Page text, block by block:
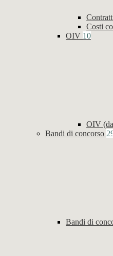
Costi
OIV 10
OIV
Bandi di concorso
Bandi di